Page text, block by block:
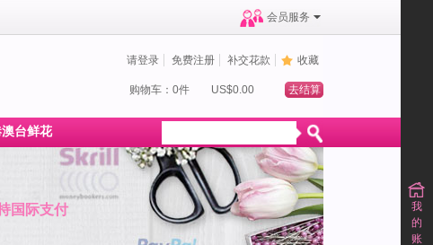
我
的
账
会员服务
请登录 免费注册 补交花款 收藏
购物车：0件 US$0.00 去结算
台鲜花
国际支付